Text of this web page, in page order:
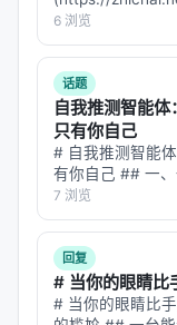
本**——标题改为
便于 AI 引擎引
6 浏览
话题
自我推测智能
只有你自己
# 自我推测智能
有你自己 ## 一
思考太慢 想象你
如"查一下 2026
住人口…
7 浏览
回复
# 当你的眼睛比
# 当你的眼睛比